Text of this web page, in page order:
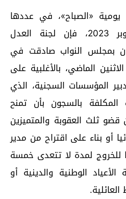
يومية «الصباح»، في عددها
ليوم الخميس 12 أكتوبر 2023، فإن لجنة العدل
بمجلس النواب صادقت في
الماضي، بالأغلبية على
المؤسسات السجنية، الذي
المكلفة بالسجون بأن تمنح
قضو ثلث العقوبة والمتميزين
أو بناء على اقتراح من مدير
للخروج لمدة لا تتعدى خمسة
الوطنية والدينية أو